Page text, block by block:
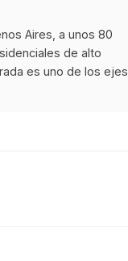
Aires, a unos 80
de alto
es uno de los ejes